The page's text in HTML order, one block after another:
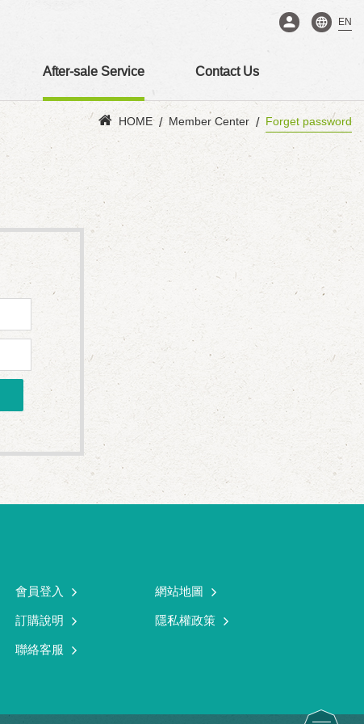
EN
After-sale Service Contact Us
HOME Member Center Forget password
會員登入
訂購說明
聯絡客服
網站地圖
隱私權政策